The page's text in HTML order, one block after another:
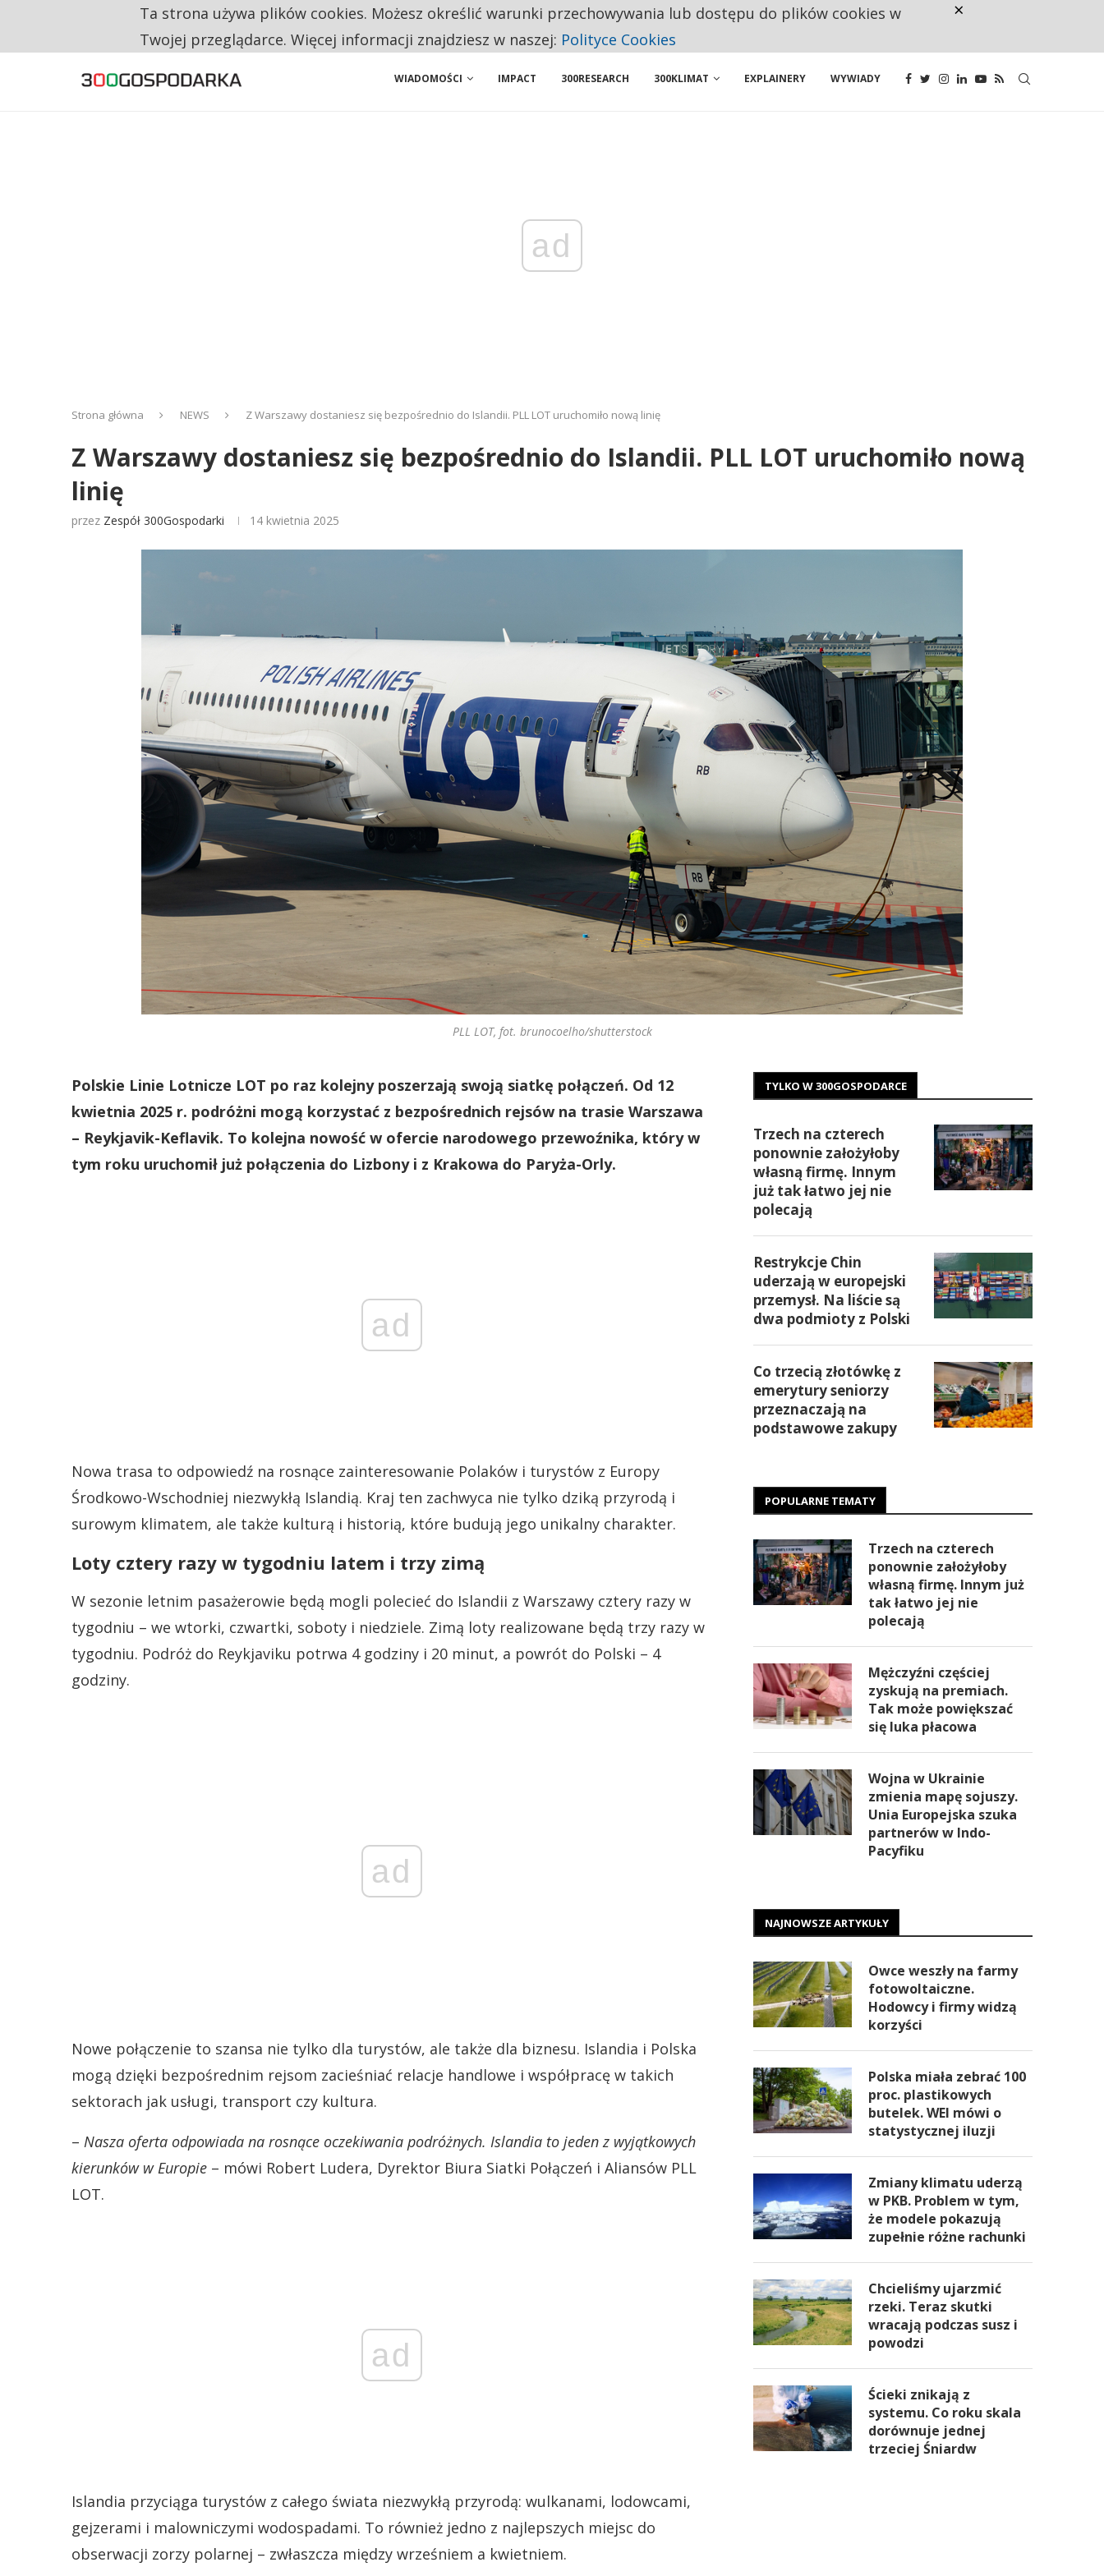
CO TRZECIĄ ZŁOTÓWKĘ Z EMERYTURY SENIORZY PRZEZNACZAJĄ NA PODSTAWOWE ZAKUPY
WIADOMOŚCI IMPACT 300RESEARCH 300KLIMAT EXPLAINERY WYWIADY
ad
Strona główna NEWS Z Warszawy dostaniesz się bezpośrednio do Islandii. PLL LOT uruchomiło nową linię
Z Warszawy dostaniesz się bezpośrednio do Islandii. PLL LOT uruchomiło nową
linię
przez Zespół 300Gospodarki 14 kwietnia 2025
PLL LOT, fot. brunocoelho/shutterstock
Polskie Linie Lotnicze LOT po raz kolejny poszerzają swoją siatkę połączeń. Od 12
kwietnia 2025 r. podróżni mogą korzystać z bezpośrednich rejsów na trasie Warszawa
– Reykjavik-Keflavik. To kolejna nowość w ofercie narodowego przewoźnika, który w
tym roku uruchomił już połączenia do Lizbony i z Krakowa do Paryża-Orly.
ad
Nowa trasa to odpowiedź na rosnące zainteresowanie Polaków i turystów z Europy
Środkowo-Wschodniej niezwykłą Islandią. Kraj ten zachwyca nie tylko dziką przyrodą i
surowym klimatem, ale także kulturą i historią, które budują jego unikalny charakter.
Loty cztery razy w tygodniu latem i trzy zimą
W sezonie letnim pasażerowie będą mogli polecieć do Islandii z Warszawy cztery razy w
tygodniu – we wtorki, czwartki, soboty i niedziele. Zimą loty realizowane będą trzy razy w
tygodniu. Podróż do Reykjaviku potrwa 4 godziny i 20 minut, a powrót do Polski – 4
godziny.
ad
Nowe połączenie to szansa nie tylko dla turystów, ale także dla biznesu. Islandia i Polska
mogą dzięki bezpośrednim rejsom zacieśniać relacje handlowe i współpracę w takich
sektorach jak usługi, transport czy kultura.
– Nasza oferta odpowiada na rosnące oczekiwania podróżnych. Islandia to jeden z wyjątkowych
kierunków w Europie – mówi Robert Ludera, Dyrektor Biura Siatki Połączeń i Aliansów PLL
LOT.
ad
Islandia przyciąga turystów z całego świata niezwykłą przyrodą: wulkanami, lodowcami,
gejzerami i malowniczymi wodospadami. To również jedno z najlepszych miejsc do
obserwacji zorzy polarnej – zwłaszcza między wrześniem a kwietniem.
TYLKO W 300GOSPODARCE
Trzech na czterech
ponownie założyłoby
własną firmę. Innym
już tak łatwo jej nie
polecają
Restrykcje Chin
uderzają w europejski
przemysł. Na liście są
dwa podmioty z Polski
Co trzecią złotówkę z
emerytury seniorzy
przeznaczają na
podstawowe zakupy
POPULARNE TEMATY
Trzech na czterech
ponownie założyłoby
własną firmę. Innym już
tak łatwo jej nie
polecają
Mężczyźni częściej
zyskują na premiach.
Tak może powiększać
się luka płacowa
Wojna w Ukrainie
zmienia mapę sojuszy.
Unia Europejska szuka
partnerów w Indo-
Pacyfiku
NAJNOWSZE ARTYKUŁY
Owce weszły na farmy
fotowoltaiczne.
Hodowcy i firmy widzą
korzyści
Polska miała zebrać 100
proc. plastikowych
butelek. WEI mówi o
statystycznej iluzji
Zmiany klimatu uderzą
w PKB. Problem w tym,
że modele pokazują
zupełnie różne rachunki
Chcieliśmy ujarzmić
rzeki. Teraz skutki
wracają podczas susz i
powodzi
Ścieki znikają z
systemu. Co roku skala
dorównuje jednej
trzeciej Śniardw
Ta strona używa plików cookies. Możesz określić warunki przechowywania lub dostępu do plików cookies w
Twojej przeglądarce. Więcej informacji znajdziesz w naszej: Polityce Cookies
×